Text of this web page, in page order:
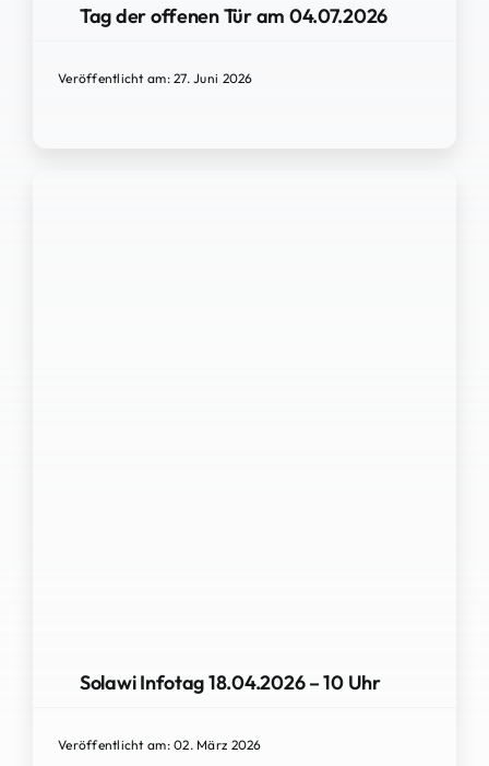
Tag der offenen Tür am 04.07.2026
Veröffentlicht am: 27. Juni 2026
Solawi Infotag 18.04.2026 – 10 Uhr
Veröffentlicht am: 02. März 2026